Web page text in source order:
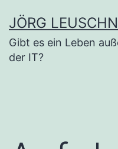
Inhalt
springen
JÖRG
Gibt es ein Leben
der IT?